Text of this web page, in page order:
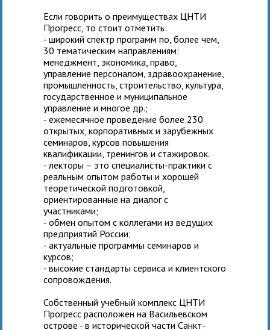
Если говорить о преимуществах ЦНТИ
Прогресс, то стоит отметить:
- широкий спектр программ по, более чем,
30 тематическим направлениям:
менеджмент, экономика, право,
управление персоналом, здравоохранение,
промышленность, строительство, культура,
государственное и муниципальное
управление и многое др.;
- ежемесячное проведение более 230
открытых, корпоративных и зарубежных
семинаров, курсов повышения
квалификации, тренингов и стажировок.
- лекторы – это специалисты-практики с
реальным опытом работы и хорошей
теоретической подготовкой,
ориентированные на диалог с
участниками;
- обмен опытом с коллегами из ведущих
предприятий России;
- актуальные программы семинаров и
курсов;
- высокие стандарты сервиса и клиентского
сопровождения.
Собственный учебный комплекс ЦНТИ
Прогресс расположен на Васильевском
острове - в исторической части Санкт-